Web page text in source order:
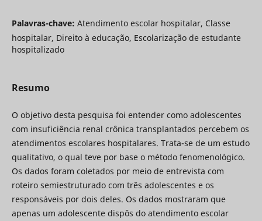
Palavras-chave: Atendimento escolar hospitalar, Classe
hospitalar, Direito à educação, Escolarização de estudante
hospitalizado
Resumo
O objetivo desta pesquisa foi entender como adolescentes
com insuficiência renal crônica transplantados percebem os
atendimentos escolares hospitalares. Trata-se de um estudo
qualitativo, o qual teve por base o método fenomenológico.
Os dados foram coletados por meio de entrevista com
roteiro semiestruturado com três adolescentes e os
responsáveis por dois deles. Os dados mostraram que
apenas um adolescente dispôs do atendimento escolar